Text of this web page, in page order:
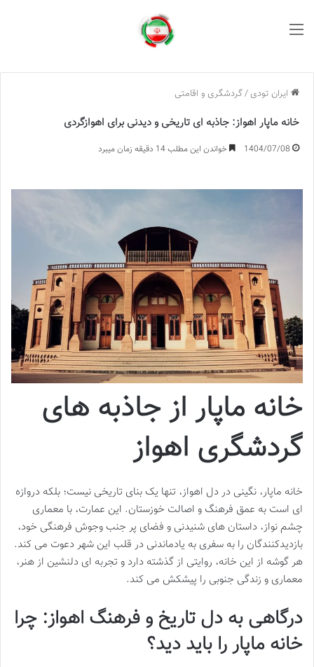
ایران تودی /گردشگری و اقامتی
خانه ماپار اهواز: جاذبه ای تاریخی و دیدنی برای اهوازگردی
1404/07/08 خواندن این مطلب 14 دقیقه زمان میبرد
خانه ماپار از جاذبه های
گردشگری اهواز
خانه ماپار، نگینی در دل اهواز، تنها یک بنای تاریخی نیست؛ بلکه دروازه
ای است به عمق فرهنگ و اصالت خوزستان. این عمارت، با معماری
چشم نواز، داستان های شنیدنی و فضای پر جنب وجوش فرهنگی خود،
بازدیدکنندگان را به سفری به یادماندنی در قلب این شهر دعوت می کند.
هر گوشه از این خانه، روایتی از گذشته دارد و تجربه ای دلنشین از هنر،
معماری و زندگی جنوبی را پیشکش می کند.
درگاهی به دل تاریخ و فرهنگ اهواز: چرا
خانه ماپار را باید دید؟